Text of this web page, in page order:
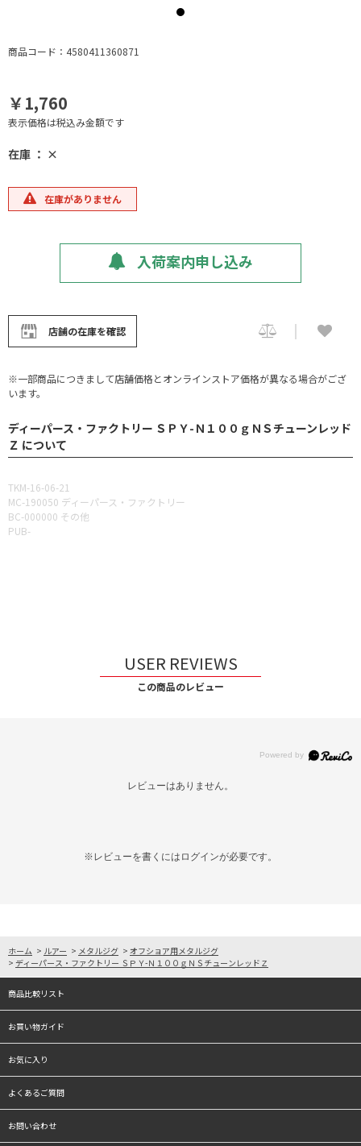
商品コード：4580411360871
￥1,760
表示価格は税込み金額です
在庫 ： ×
在庫がありません
入荷案内申し込み
店舗の在庫を確認
※一部商品につきまして店舗価格とオンラインストア価格が異なる場合がござ
います。
ディーパース・ファクトリー ＳＰＹ-Ｎ１００ｇＮＳチューンレッド
Ｚ について
TKM-16-06-21
MC-190050 ディーパース・ファクトリー
BC-000000 その他
PUB-
USER REVIEWS
この商品のレビュー
レビューはありません。
※レビューを書くには ログインが必要です。
ホーム > ルアー > メタルジグ > オフショア用メタルジグ
> ディーパース・ファクトリー ＳＰＹ-Ｎ１００ｇＮＳチューンレッドＺ
商品比較リスト
お買い物ガイド
お気に入り
よくあるご質問
お問い合わせ